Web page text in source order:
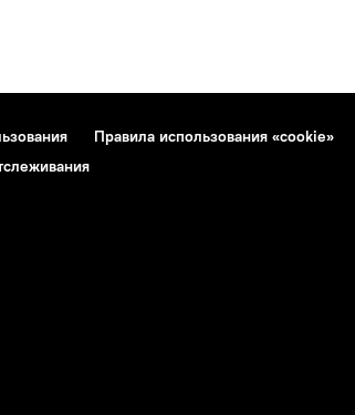
Правила использования «cookie»